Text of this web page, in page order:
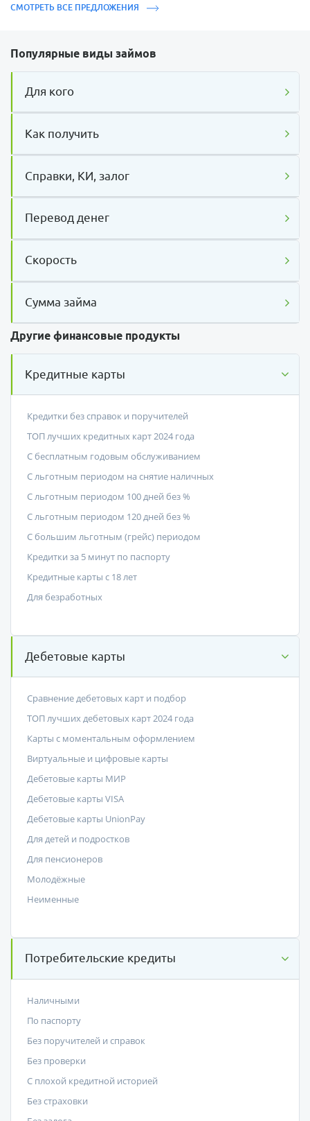
СМОТРЕТЬ ВСЕ ПРЕДЛОЖЕНИЯ
Популярные виды займов
Для кого
Как получить
Справки, КИ, залог
Перевод денег
Скорость
Сумма займа
Другие финансовые продукты
Кредитные карты
Кредитки без справок и поручителей
ТОП лучших кредитных карт 2024 года
С бесплатным годовым обслуживанием
С льготным периодом на снятие наличных
С льготным периодом 100 дней без %
С льготным периодом 120 дней без %
С большим льготным (грейс) периодом
Кредитки за 5 минут по паспорту
Кредитные карты с 18 лет
Для безработных
Дебетовые карты
Сравнение дебетовых карт и подбор
ТОП лучших дебетовых карт 2024 года
Карты с моментальным оформлением
Виртуальные и цифровые карты
Дебетовые карты МИР
Дебетовые карты VISA
Дебетовые карты UnionPay
Для детей и подростков
Для пенсионеров
Молодёжные
Неименные
Потребительские кредиты
Наличными
По паспорту
Без поручителей и справок
Без проверки
С плохой кредитной историей
Без страховки